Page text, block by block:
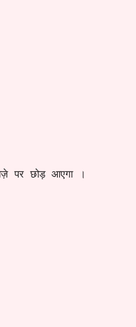
पर छोड़ आएगा ।